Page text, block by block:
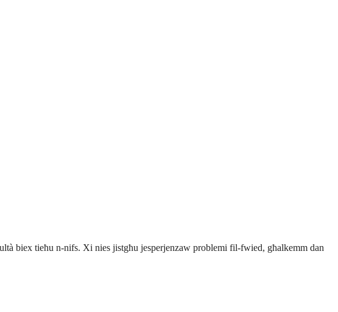
biex tieħu n-nifs. Xi nies jistgħu jesperjenzaw problemi fil-fwied, għalkemm dan